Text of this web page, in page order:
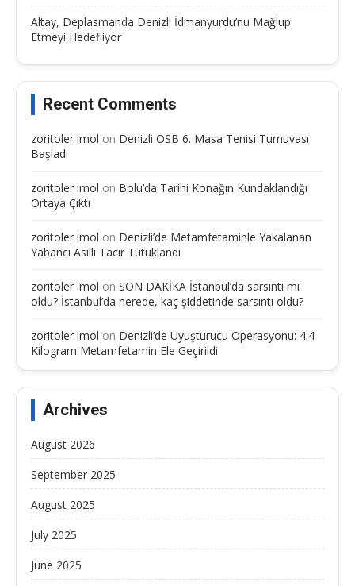
Altay, Deplasmanda Denizli İdmanyurdu’nu Mağlup
Etmeyi Hedefliyor
Recent Comments
zoritoler imol on Denizli OSB 6. Masa Tenisi Turnuvası
Başladı
zoritoler imol on Bolu’da Tarihi Konağın Kundaklandığı
Ortaya Çıktı
zoritoler imol on Denizli’de Metamfetaminle Yakalanan
Yabancı Asıllı Tacir Tutuklandı
zoritoler imol on SON DAKİKA İstanbul’da sarsıntı mi
oldu? İstanbul’da nerede, kaç şiddetinde sarsıntı oldu?
zoritoler imol on Denizli’de Uyuşturucu Operasyonu: 4.4
Kilogram Metamfetamin Ele Geçirildi
Archives
August 2026
September 2025
August 2025
July 2025
June 2025